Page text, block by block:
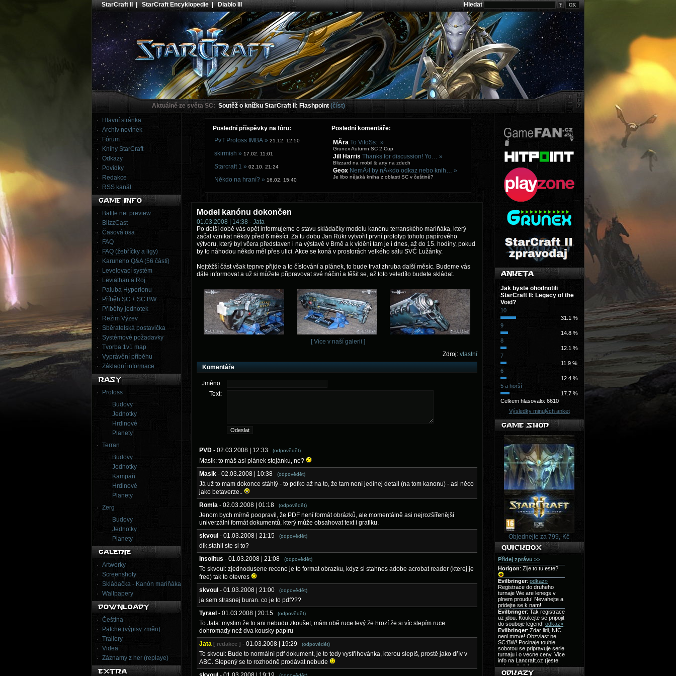
StarCraft II |StarCraft Encyklopedie|Diablo III Hledat ?
Aktuálně ze světa SC: Soutěž o knížku StarCraft II: Flashpoint (číst)
Hlavní stránka
Archiv novinek
Fórum
Knihy StarCraft
Odkazy
Povídky
Redakce
RSS kanál
Battle.net preview
BlizzCast
Časová osa
FAQ
FAQ (žebříčky a ligy)
Karuneho Q&A (56 částí)
Levelovací systém
Leviathan a Roj
Paluba Hyperionu
Příběh SC + SC:BW
Příběhy jednotek
Režim Výzev
Sběratelská postavička
Systémové požadavky
Tvorba 1v1 map
Vyprávění příběhu
Základní informace
Protoss
Budovy
Jednotky
Hrdinové
Planety
Terran
Budovy
Jednotky
Kampaň
Hrdinové
Planety
Zerg
Budovy
Jednotky
Planety
Artworky
Screenshoty
Skládačka - Kanón mariňáka
Wallpapery
Čeština
Patche (výpisy změn)
Trailery
Videa
Záznamy z her (replaye)
Poslední příspěvky na fóru:
Poslední komentáře:
PvT Protoss IMBA » 21.12. 12:50
skirmish » 17.02. 11:01
Starcraft 1 » 02.10. 21:24
Někdo na hraní? » 16.02. 15:40
MÃ­ra To VitoSs: »
Grunex Autumn SC 2 Cup
Jill Harris Thanks for discussion! Yo… »
Blizzard na mobil & arty na zdech
Geox NemÄ›l by nÄ›kdo odkaz nebo knih… »
Je libo nějaká kniha z oblasti SC v češtině?
Model kanónu dokončen
01.03.2008 | 14:38 - Jata
Po delší době vás opět informujeme o stavu skládačky modelu kanónu terranského mariňáka, který
začal vznikat někdy před 6 měsíci. Za tu dobu Jan Rükr vytvořil první prototyp tohoto papírového
výtvoru, který byl včera představen i na výstavě v Brně a k vidění tam je i dnes, až do 15. hodiny, pokud
by to náhodou někdo měl přes ulici. Akce se koná v prostorách velkého sálu SVČ Lužánky.
Nejtěžší část však teprve přijde a to číslování a plánek, to bude trvat zhruba další měsíc. Budeme vás
dále informovat a už si můžete připravovat své náčiní a těšit se, až toto veledílo budete skládat.
[ Více v naší galerii ]
Zdroj: vlastní
Komentáře
Jméno:
Text:
PVD - 02.03.2008 | 12:33 (odpovědět)
Masik: to máš asi plánek stojánku, ne?
Masik - 02.03.2008 | 10:38 (odpovědět)
Já už to mam dokonce stáhlý - to pdfko až na to, že tam není jedinej detail (na tom kanonu) - asi něco
jako betaverze..
Romla - 02.03.2008 | 01:18 (odpovědět)
Jenom bych mírně poopravil, že PDF není formát obrázků, ale momentálně asi nejrozšířenější
univerzální formát dokumentů, který může obsahovat text i grafiku.
skvoul - 01.03.2008 | 21:15 (odpovědět)
dik,stahli ste si to?
Insolitus - 01.03.2008 | 21:08 (odpovědět)
To skvoul: zjednodusene receno je to format obrazku, kdyz si stahnes adobe acrobat reader (kterej je
free) tak to otevres
skvoul - 01.03.2008 | 21:00 (odpovědět)
ja sem strasnej buran. co je to pdf???
Tyrael - 01.03.2008 | 20:15 (odpovědět)
To Jata: myslim že to ani nebudu zkoušet, mám obě ruce levý že hrozí že si víc slepím ruce
dohromady než dva kousky papíru
Jata [ redakce ] - 01.03.2008 | 19:29 (odpovědět)
To skvoul: Bude to normální pdf dokument, je to tedy vystřihovánka, kterou slepíš, prostě jako dřív v
ABC. Slepený se to rozhodně prodávat nebude
Jak byste ohodnotili
StarCraft II: Legacy of the
Void?
10
31.1 %
9
14.8 %
8
12.1 %
7
11.9 %
6
12.4 %
5 a horší
17.7 %
Celkem hlasovalo: 6610
Výsledky minulých anket
Objednejte za 799,-Kč